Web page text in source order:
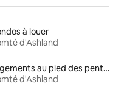
à louer
d'Ashland
Logements au pied des pentes à louer
d'Ashland